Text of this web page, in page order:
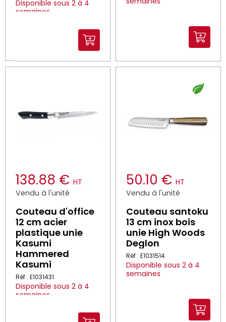
Disponible sous 2 à 4
semaines
138.88 € HT
Vendu à l'unité
Couteau d'office
12 cm acier
plastique unie
Kasumi
Hammered
Kasumi
Réf : E1031431
Disponible sous 2 à 4
semaines
50.10 € HT
Vendu à l'unité
Couteau santoku
13 cm inox bois
unie High Woods
Deglon
Réf : E1031514
Disponible sous 2 à 4
semaines